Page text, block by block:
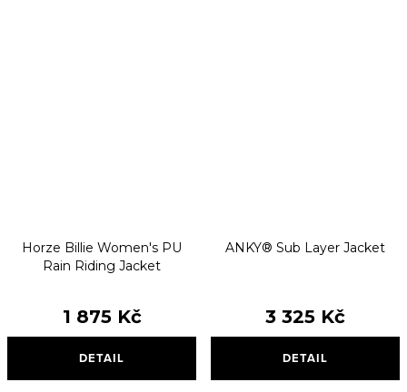
Horze Billie Women's PU
Rain Riding Jacket
1 875 Kč
DETAIL
ANKY® Sub Layer Jacket
3 325 Kč
DETAIL